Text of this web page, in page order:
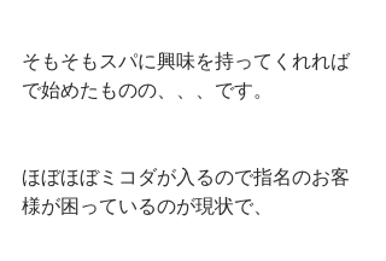
そもそもスパに興味を持ってくれれば
で始めたものの、、、です。
ほぼほぼミコダが入るので指名のお客
様が困っているのが現状で、